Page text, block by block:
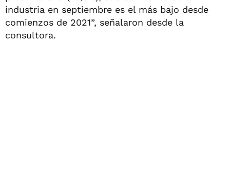
industria en septiembre es el más bajo desde
comienzos de 2021”, señalaron desde la
consultora.